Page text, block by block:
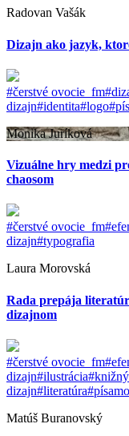
Radovan Vašák
Dizajn ako jazyk,
#čerstvé ovocie_fm
dizajn#identita#logo
Monika Juríková
Vizuálne hry medzi
chaosom
#čerstvé ovocie_fm
dizajn#typografia
Laura Morovská
Rada prepája
dizajnom
#čerstvé ovocie_fm
dizajn#ilustrácia#knižný
dizajn#literatúra#písamo
Matúš Buranovský